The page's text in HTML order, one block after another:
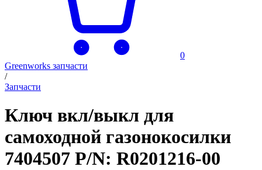
0
Greenworks запчасти
/
Запчасти
Ключ вкл/выкл для
самоходной газонокосилки
7404507 P/N: R0201216-00